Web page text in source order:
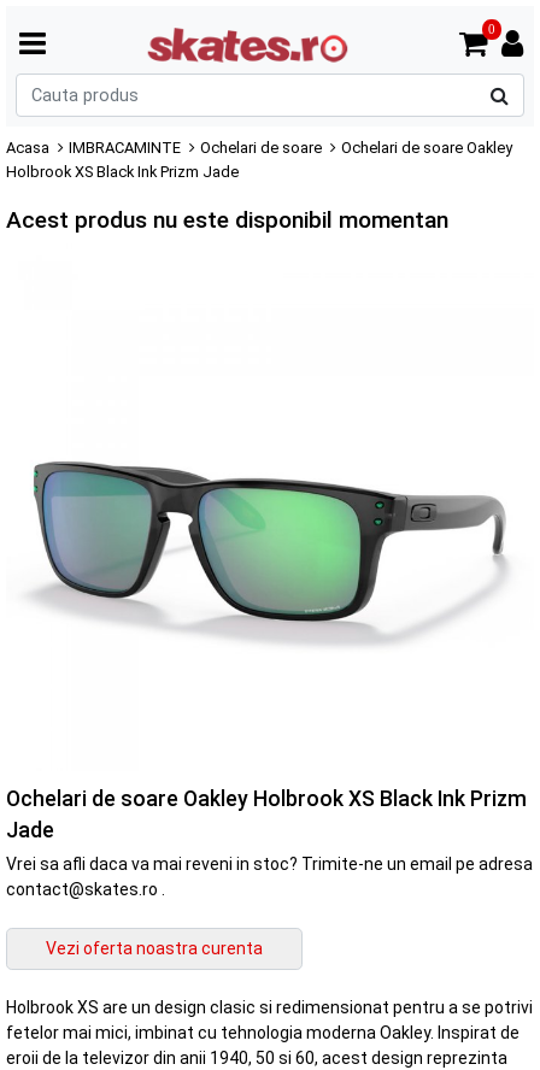
0
Acasa IMBRACAMINTE Ochelari de soare
Ochelari de soare Oakley
Holbrook XS Black Ink Prizm Jade
Acest produs nu este disponibil momentan
Ochelari de soare Oakley Holbrook XS Black Ink Prizm
Jade
Vrei sa afli daca va mai reveni in stoc? Trimite-ne un email pe adresa
contact@skates.ro .
Holbrook XS are un design clasic si redimensionat pentru a se potrivi
fetelor mai mici, imbinat cu tehnologia moderna Oakley. Inspirat de
eroii de la televizor din anii 1940, 50 si 60, acest design reprezinta